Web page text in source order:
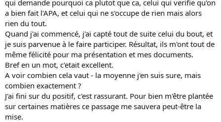
qui demande pourquoi ca plutot que ca, celui qui verifie qu'on
a bien fait l'APA, et celui qui ne s'occupe de rien mais alors
rien du tout.
Quand j'ai commencé, j'ai capté tout de suite celui du bout, et
je suis parvenue à le faire participer. Résultat, ils m'ont tout de
même félicité pour ma présentation et mes documents.
Bref en un mot, c'etait excellent.
A voir combien cela vaut - la moyenne j'en suis sure, mais
combien exactement ?
J'ai fini sur du positif, c'est rassurant. Pour bien m'être plantée
sur certaines matières ce passage me sauvera peut-être la
mise.